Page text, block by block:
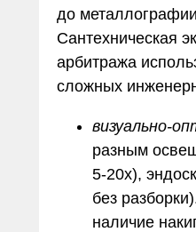
до металлографии
Сантехническая
арбитража
сложных
визуально-
разным
5-20х),
без
наличие